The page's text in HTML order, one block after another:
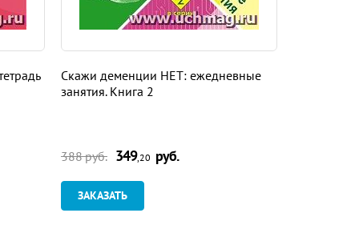
Скажи деменции НЕТ: ежедневные
занятия. Книга 2
388 руб. 349,20 руб.
ЗАКАЗАТЬ